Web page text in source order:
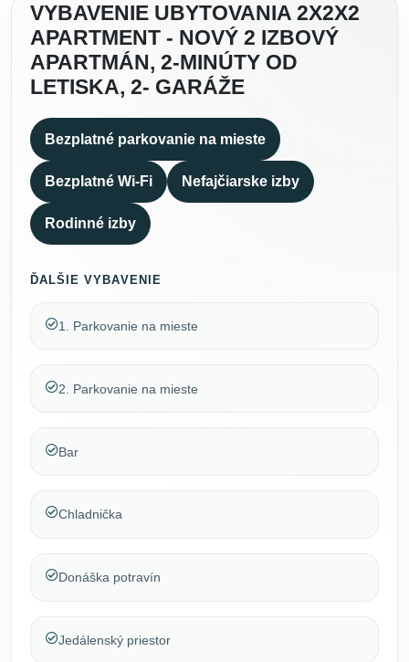
VYBAVENIE UBYTOVANIA 2X2X2
APARTMENT - NOVÝ 2 IZBOVÝ
APARTMÁN, 2-MINÚTY OD
LETISKA, 2- GARÁŽE
Bezplatné parkovanie na mieste
Bezplatné Wi-Fi Nefajčiarske izby
Rodinné izby
ĎALŠIE VYBAVENIE
1. Parkovanie na mieste
2. Parkovanie na mieste
Bar
Chladnička
Donáška potravín
Jedálenský priestor